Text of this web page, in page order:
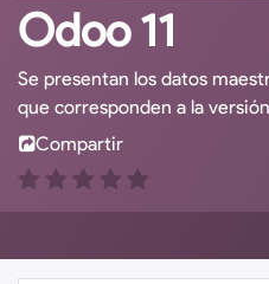
Odoo 11
Se presentan los datos
que corresponden a la
Compartir